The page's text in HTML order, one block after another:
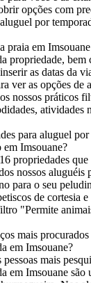
opções com
por
praia em
propriedade, bem
as datas da
ver as opções de
nossos práticos
atividades
para aluguel
em Imsouane?
propriedades
nossos
para o seu
de cortesia
"Permite
mais
em Imsouane?
mais
em Imsouane são